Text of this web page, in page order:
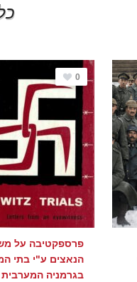
0
פרספקטיבה על
הנאצים ע"י בתי
בגרמניה המערבית